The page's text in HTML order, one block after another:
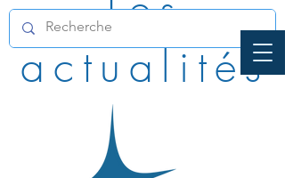
actualités